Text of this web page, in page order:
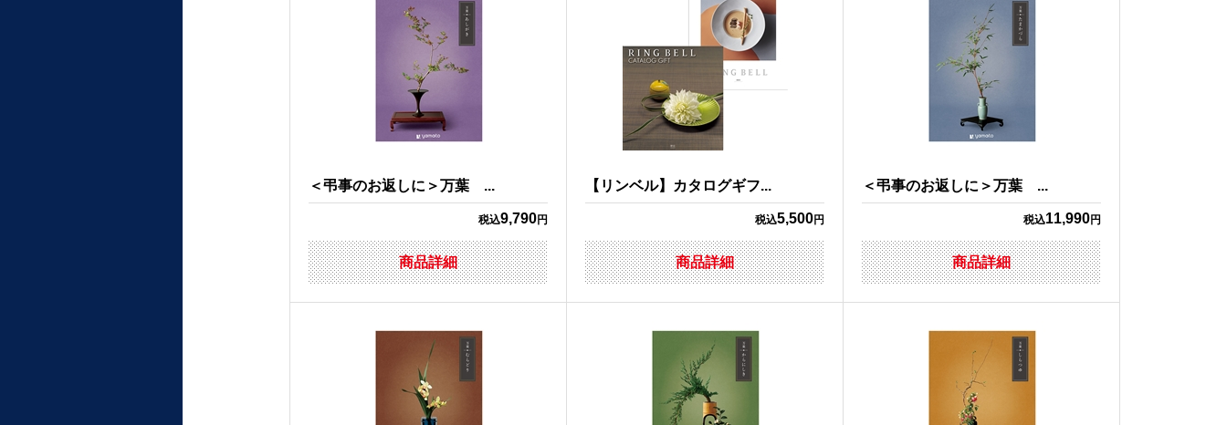
＜弔事のお返しに＞万葉 ...
税込9,790円
商品詳細
【リンベル】カタログギフ...
税込5,500円
商品詳細
＜弔事のお返しに＞万葉 ...
税込11,990円
商品詳細